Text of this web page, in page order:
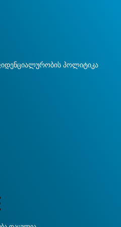
პოლიტიკა